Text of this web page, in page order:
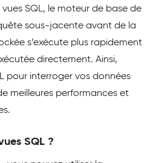
SQL, le moteur de base de
sous-jacente avant de la
s’exécute plus rapidement
directement. Ainsi,
pour interroger vos données
meilleures performances et
SQL ?